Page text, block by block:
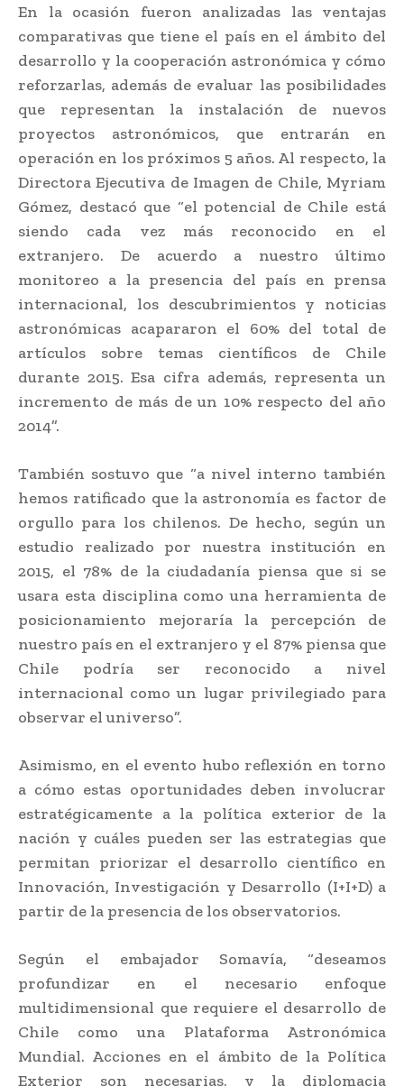
En la ocasión fueron analizadas las ventajas
comparativas que tiene el país en el ámbito del
desarrollo y la cooperación astronómica y cómo
reforzarlas, además de evaluar las posibilidades
que representan la instalación de nuevos
proyectos astronómicos, que entrarán en
operación en los próximos 5 años. Al respecto, la
Directora Ejecutiva de Imagen de Chile, Myriam
Gómez, destacó que “el potencial de Chile está
siendo cada vez más reconocido en el
extranjero. De acuerdo a nuestro último
monitoreo a la presencia del país en prensa
internacional, los descubrimientos y noticias
astronómicas acapararon el 60% del total de
artículos sobre temas científicos de Chile
durante 2015. Esa cifra además, representa un
incremento de más de un 10% respecto del año
2014”.
También sostuvo que “a nivel interno también
hemos ratificado que la astronomía es factor de
orgullo para los chilenos. De hecho, según un
estudio realizado por nuestra institución en
2015, el 78% de la ciudadanía piensa que si se
usara esta disciplina como una herramienta de
posicionamiento mejoraría la percepción de
nuestro país en el extranjero y el 87% piensa que
Chile podría ser reconocido a nivel
internacional como un lugar privilegiado para
observar el universo”.
Asimismo, en el evento hubo reflexión en torno
a cómo estas oportunidades deben involucrar
estratégicamente a la política exterior de la
nación y cuáles pueden ser las estrategias que
permitan priorizar el desarrollo científico en
Innovación, Investigación y Desarrollo (I+I+D) a
partir de la presencia de los observatorios.
Según el embajador Somavía, “deseamos
profundizar en el necesario enfoque
multidimensional que requiere el desarrollo de
Chile como una Plataforma Astronómica
Mundial. Acciones en el ámbito de la Política
Exterior son necesarias, y la diplomacia